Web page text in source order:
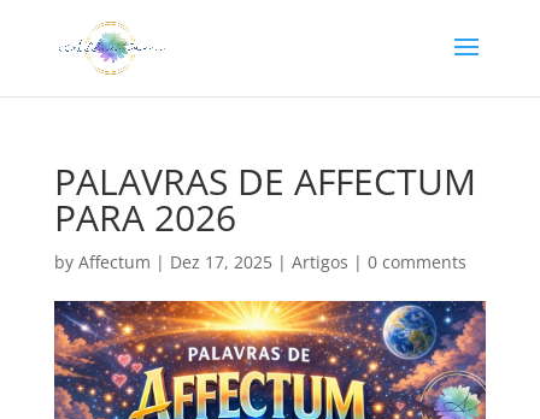
PALAVRAS DE AFFECTUM
PARA 2026
by Affectum | Dez 17, 2025| Artigos | 0 comments